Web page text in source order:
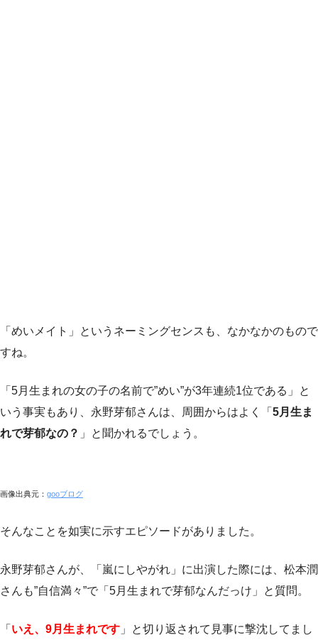
「めいメイト」というネーミングセンスも、なかなかのもので
すね。
「5月生まれの女の子の名前で”めい”が3年連続1位である」と
いう事実もあり、永野芽郁さんは、周囲からはよく「 5月生ま
れで芽郁なの？ 」と聞かれるでしょう。
画像出典元： gooブログ
そんなことを如実に示すエピソードがありました。
永野芽郁さんが、「嵐にしやがれ」に出演した際には、松本潤
さんも”自信満々”で「5月生まれで芽郁なんだっけ」と質問。
「 いえ、9月生まれです 」と切り返されて見事に撃沈してまし